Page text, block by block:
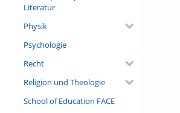
Literatur
Physik
Psychologie
Recht
Religion und Theologie
School of Education FACE